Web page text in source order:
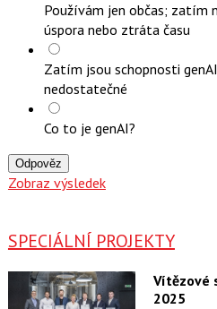
Používám jen občas; zatím
úspora nebo ztráta času
Zatím jsou schopnosti
nedostatečné
Co to je genAI?
Odpověz
Zobraz výsledek
SPECIÁLNÍ PROJEKTY
Vítězové
2025